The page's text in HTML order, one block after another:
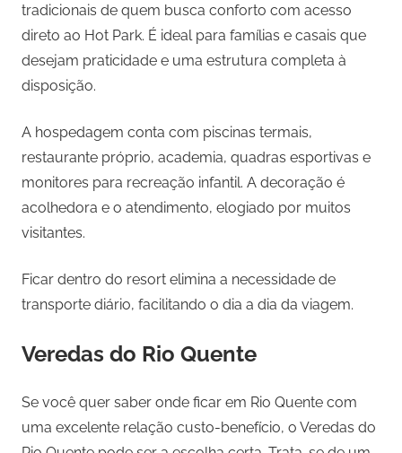
tradicionais de quem busca conforto com acesso
direto ao Hot Park. É ideal para famílias e casais que
desejam praticidade e uma estrutura completa à
disposição.
A hospedagem conta com piscinas termais,
restaurante próprio, academia, quadras esportivas e
monitores para recreação infantil. A decoração é
acolhedora e o atendimento, elogiado por muitos
visitantes.
Ficar dentro do resort elimina a necessidade de
transporte diário, facilitando o dia a dia da viagem.
Veredas do Rio Quente
Se você quer saber onde ficar em Rio Quente com
uma excelente relação custo-benefício, o Veredas do